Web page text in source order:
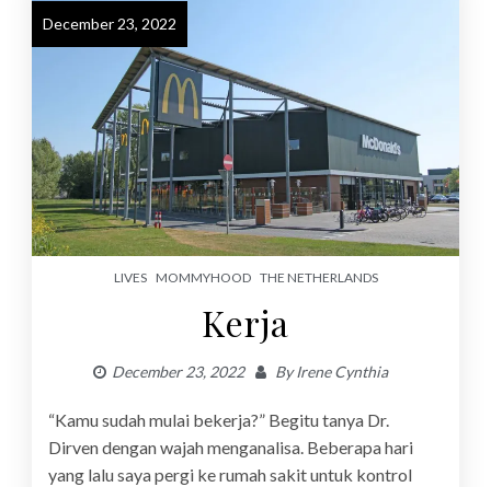
December 23, 2022
LIVES MOMMYHOOD THE NETHERLANDS
Kerja
December 23, 2022 ByIrene Cynthia
“Kamu sudah mulai bekerja?” Begitu tanya Dr.
Dirven dengan wajah menganalisa. Beberapa hari
yang lalu saya pergi ke rumah sakit untuk kontrol